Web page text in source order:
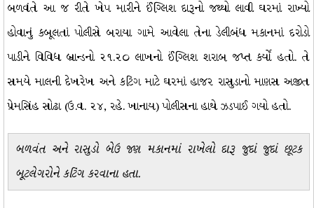
બળવંતે આ જ રીતે ખેપ મારીને ઈંગ્લિશ દારૂનો જથ્થો લાવી ઘરમાં રાખ્યો
હોવાનું કબૂલતાં પોલીસે બરાયા ગામે આવેલા તેના ડેલીબંધ મકાનમાં દરોડો
પાડીને વિવિધ બ્રાન્ડનો ૨૧.૨૦ લાખનો ઈંગ્લિશ શરાબ જપ્ત કર્યો હતો. તે
સમયે માલની દેખરેખ અને કટિંગ માટે ઘરમાં હાજર રાસુડાનો માણસ અજીત
પ્રેમસિંહ સોઢા (ઉ.વ. ૨૪, રહે. ખાનાય) પોલીસના હાથે ઝડપાઈ ગયો હતો.
બળવંત અને રાસુડો બેઉ જણ મકાનમાં રાખેલો દારૂ જુદાં જુદાં છૂટક
બૂટલેગરોને કટિંગ કરવાના હતા.